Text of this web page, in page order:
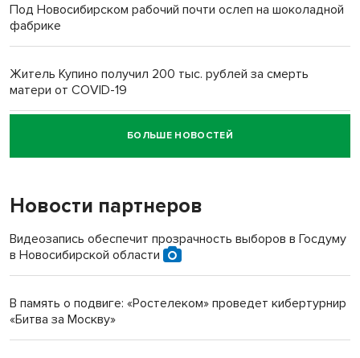
Под Новосибирском рабочий почти ослеп на шоколадной
фабрике
Житель Купино получил 200 тыс. рублей за смерть
матери от COVID-19
Новосибирский суд наказал водителя за смерть
пенсионерки на вокзале
БОЛЬШЕ НОВОСТЕЙ
Новости партнеров
Видеозапись обеспечит прозрачность выборов в Госдуму
в Новосибирской области
В память о подвиге: «Ростелеком» проведет кибертурнир
«Битва за Москву»